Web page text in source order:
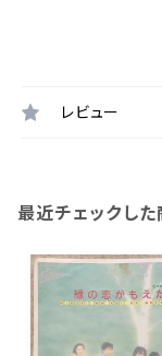
レビュー
最近チェックした